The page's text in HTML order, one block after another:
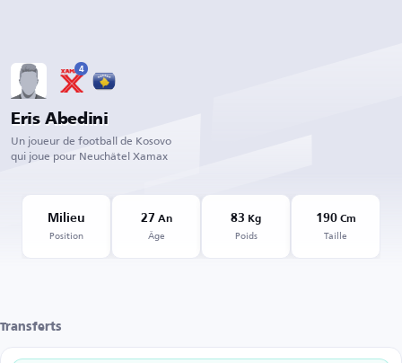
4
Eris Abedini
Un joueur de football de Kosovo
qui joue pour Neuchâtel Xamax
Milieu
Position
27 An
Âge
83 Kg
Poids
190Cm
Taille
Transferts